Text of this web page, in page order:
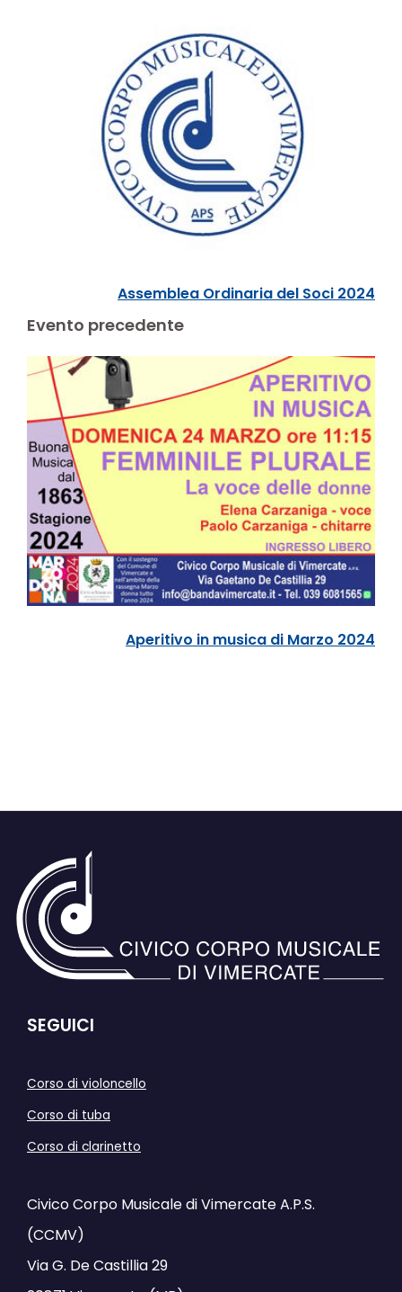
Assemblea Ordinaria del Soci 2024
Evento precedente
Aperitivo in musica di Marzo 2024
SEGUICI
Corso di violoncello
Corso di tuba
Corso di clarinetto
Civico Corpo Musicale di Vimercate A.P.S.
(CCMV)
Via G. De Castillia 29